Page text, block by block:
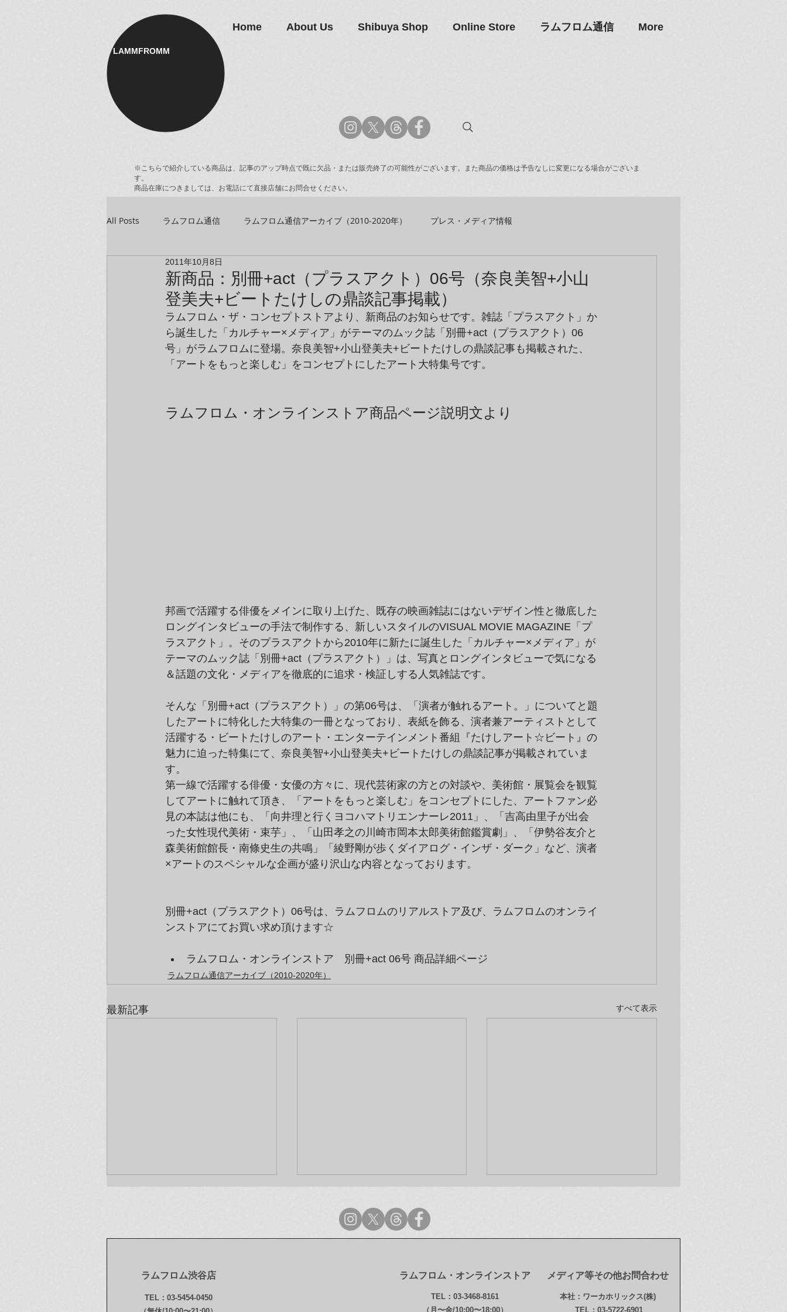
LAMMFROMM​
Home About Us Shibuya Shop Online Store ラムフロム通信 More
※こちらで紹介している商品は、記事のアップ時点で既に欠品・または販売終了の可能性がございます。また商品の価格は予告なしに変更になる場合がございま
す。
商品在庫につきましては、お電話にて直接店舗にお問合せください。
All Posts ラムフロム通信 ラムフロム通信アーカイブ（2010-2020年） プレス・メディア情報
アーティスト＆クリエイター紹介
新商品：別冊+act（プラスアクト）06号（奈良美智+小山
登美夫+ビートたけしの鼎談記事掲載）
2011年10月8日
ラムフロム・ザ・コンセプトストアより、新商品のお知らせです。雑誌「プラスアクト」か
ら誕生した「カルチャー×メディア」がテーマのムック誌「別冊+act（プラスアクト）06
号」がラムフロムに登場。奈良美智+小山登美夫+ビートたけしの鼎談記事も掲載された、
「アートをもっと楽しむ」をコンセプトにしたアート大特集号です。
ラムフロム・オンラインストア商品ページ説明文より
邦画で活躍する俳優をメインに取り上げた、既存の映画雑誌にはないデザイン性と徹底した
ロングインタビューの手法で制作する、新しいスタイルのVISUAL MOVIE MAGAZINE「プ
ラスアクト」。そのプラスアクトから2010年に新たに誕生した「カルチャー×メディア」が
テーマのムック誌「別冊+act（プラスアクト）」は、写真とロングインタビューで気になる
＆話題の文化・メディアを徹底的に追求・検証しする人気雑誌です。
そんな「別冊+act（プラスアクト）」の第06号は、「演者が触れるアート。」についてと題
したアートに特化した大特集の一冊となっており、表紙を飾る、演者兼アーティストとして
活躍する・ビートたけしのアート・エンターテインメント番組『たけしアート☆ビート』の
魅力に迫った特集にて、奈良美智+小山登美夫+ビートたけしの鼎談記事が掲載されていま
す。
第一線で活躍する俳優・女優の方々に、現代芸術家の方との対談や、美術館・展覧会を観覧
してアートに触れて頂き、「アートをもっと楽しむ」をコンセプトにした、アートファン必
見の本誌は他にも、「向井理と行くヨコハマトリエンナーレ2011」、「吉高由里子が出会
った女性現代美術・束芋」、「山田孝之の川崎市岡本太郎美術館鑑賞劇」、「伊勢谷友介と
森美術館館長・南條史生の共鳴」「綾野剛が歩くダイアログ・インザ・ダーク」など、演者
×アートのスペシャルな企画が盛り沢山な内容となっております。
別冊+act（プラスアクト）06号は、ラムフロムのリアルストア及び、ラムフロムのオンライ
ンストアにてお買い求め頂けます☆
ラムフロム・オンラインストア　別冊+act 06号 商品詳細ページ
ラムフロム通信アーカイブ（2010-2020年）
最新記事 すべて表示
本年最後のお知らせです〜♪
ラムフロム年末年始営業のご
【最新情報(12/9)】オンライ
ンストア「奈良美智 ドラミン
ラムフロム渋谷店
TEL：03-5454-0450
ラムフロム・オンラインストア
TEL：03-3468-8161
（月〜金/10:00〜18:00）
メディア等その他お問合わせ
本社：ワーカホリックス(株)
TEL：03-5722-6901